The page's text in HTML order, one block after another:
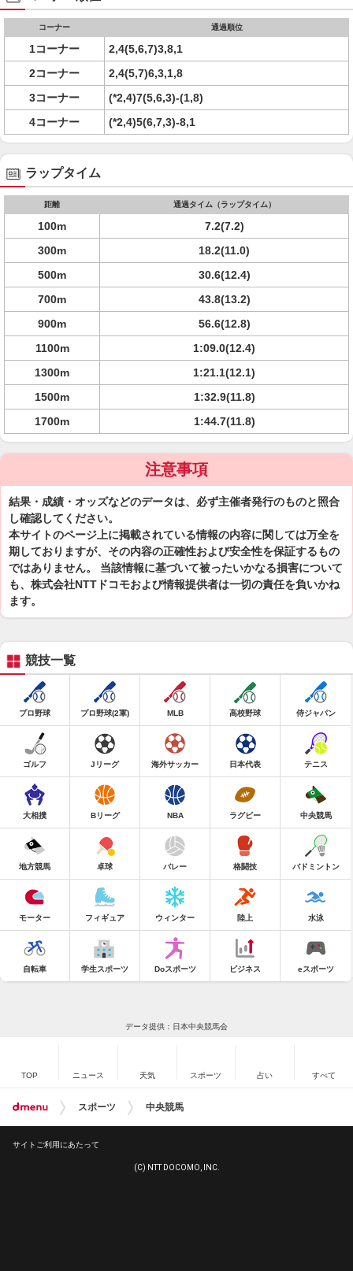
コーナー 通過順位
1コーナー
2,4(5,6,7)3,8,1
2コーナー
2,4(5,7)6,3,1,8
3コーナー
(*2,4)7(5,6,3)-(1,8)
4コーナー
(*2,4)5(6,7,3)-8,1
ラップタイム
距離 通過タイム（ラップタイム）
100m
7.2(7.2)
300m
18.2(11.0)
500m
30.6(12.4)
700m
43.8(13.2)
900m
56.6(12.8)
1100m
1:09.0(12.4)
1300m
1:21.1(12.1)
1500m
1:32.9(11.8)
1700m
1:44.7(11.8)
注意事項
結果・成績・オッズなどのデータは、必ず主催者発行のものと照合
し確認してください。
本サイトのページ上に掲載されている情報の内容に関しては万全を
期しておりますが、その内容の正確性および安全性を保証するもの
ではありません。 当該情報に基づいて被ったいかなる損害について
も、株式会社NTTドコモおよび情報提供者は一切の責任を負いかね
ます。
競技一覧
プロ野球 プロ野球(2軍) MLB 高校野球 侍ジャパン
ゴルフ Jリーグ 海外サッカー 日本代表 テニス
大相撲 Bリーグ NBA ラグビー 中央競馬
地方競馬 卓球 バレー 格闘技 バドミントン
モーター フィギュア ウィンター 陸上 水泳
自転車 学生スポーツ Doスポーツ ビジネス eスポーツ
データ提供：日本中央競馬会
TOP ニュース 天気 スポーツ 占い すべて
スポーツ 中央競馬
サイトご利用にあたって
(C) NTT DOCOMO, INC.